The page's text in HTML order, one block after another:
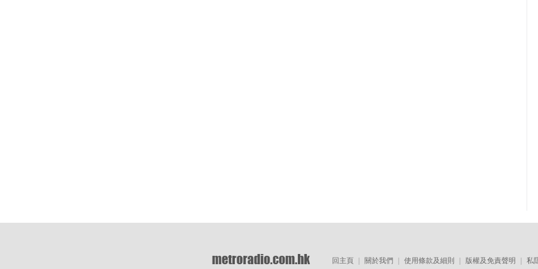
回主頁 關於我們 使用條款及細則 版權及免責聲明 私